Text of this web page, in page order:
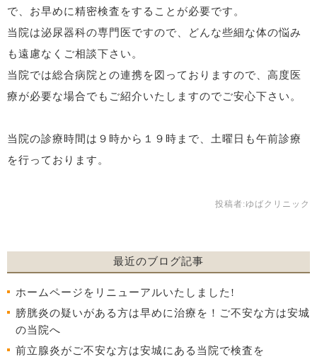
で、お早めに精密検査をすることが必要です。
当院は泌尿器科の専門医ですので、どんな些細な体の悩み
も遠慮なくご相談下さい。
当院では総合病院との連携を図っておりますので、高度医
療が必要な場合でもご紹介いたしますのでご安心下さい。
当院の診療時間は９時から１９時まで、土曜日も午前診療
を行っております。
投稿者: ゆばクリニック
最近のブログ記事
ホームページをリニューアルいたしました!
膀胱炎の疑いがある方は早めに治療を！ご不安な方は安城
の当院へ
前立腺炎がご不安な方は安城にある当院で検査を